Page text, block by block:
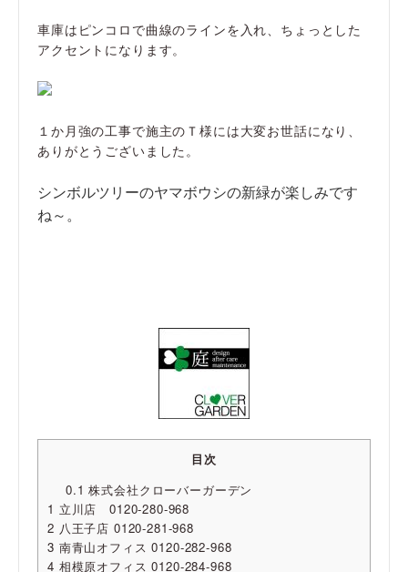
車庫はピンコロで曲線のラインを入れ、ちょっとした
アクセントになります。
１か月強の工事で施主のＴ様には大変お世話になり、
ありがとうございました。
シンボルツリーのヤマボウシの新緑が楽しみです
ね～。
目次
0.1 株式会社クローバーガーデン
1 立川店 0120-280-968
2 八王子店 0120-281-968
3 南青山オフィス 0120-282-968
4 相模原オフィス 0120-284-968